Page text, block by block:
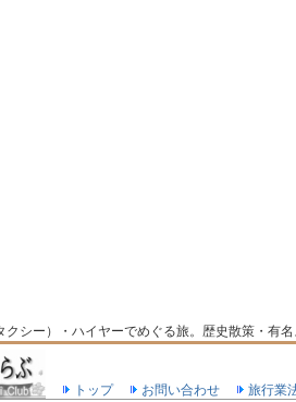
クシー）・ハイヤーでめぐる旅。歴史散策・有
トップ お問い合わせ
旅行業